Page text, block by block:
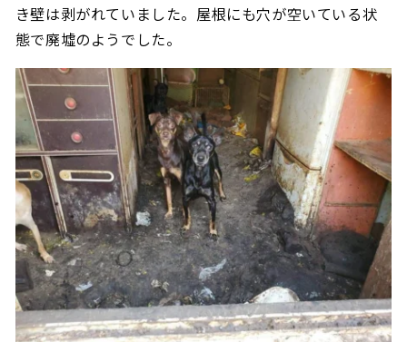
き壁は剥がれていました。屋根にも穴が空いている状
態で廃墟のようでした。